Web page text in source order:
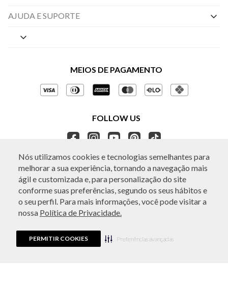
Nós utilizamos cookies e tecnologias semelhantes para
melhorar a sua experiência, tornando a navegação mais
ágil e customizada e, para personalização do site
conforme suas preferências, segundo os seus hábitos e
o seu perfil. Para mais informações, você pode visitar a
nossa Política de Privacidade.
PERMITIR COOKIES Preferências avançadas
Nossas Lojas
Políticas de Privacidade
Gestão de Privacidade
Ética e Sustentabilidade
Seja um Revendedor
APP BO.BÔ
AJUDA E SUPORTE
Central de Preferências
Perguntas frequentes
Regulamentos e Promoções
MEIOS DE PAGAMENTO
FOLLOW US
© Copyright 2026 - Todos os direitos reservados. A BO.BÔ reserva-se no
disponibilidade de estoque a qualquer momento.
Em caso de dúvidas:0800 440 2222.
Horário de Atendimento:das 8h às 20h de segunda a sábado, exceto